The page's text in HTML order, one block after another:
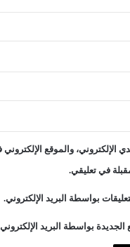
الإلكتروني، والموقع
في تعليقي.
بواسطة البريد الإلكتروني.
بواسطة البريد